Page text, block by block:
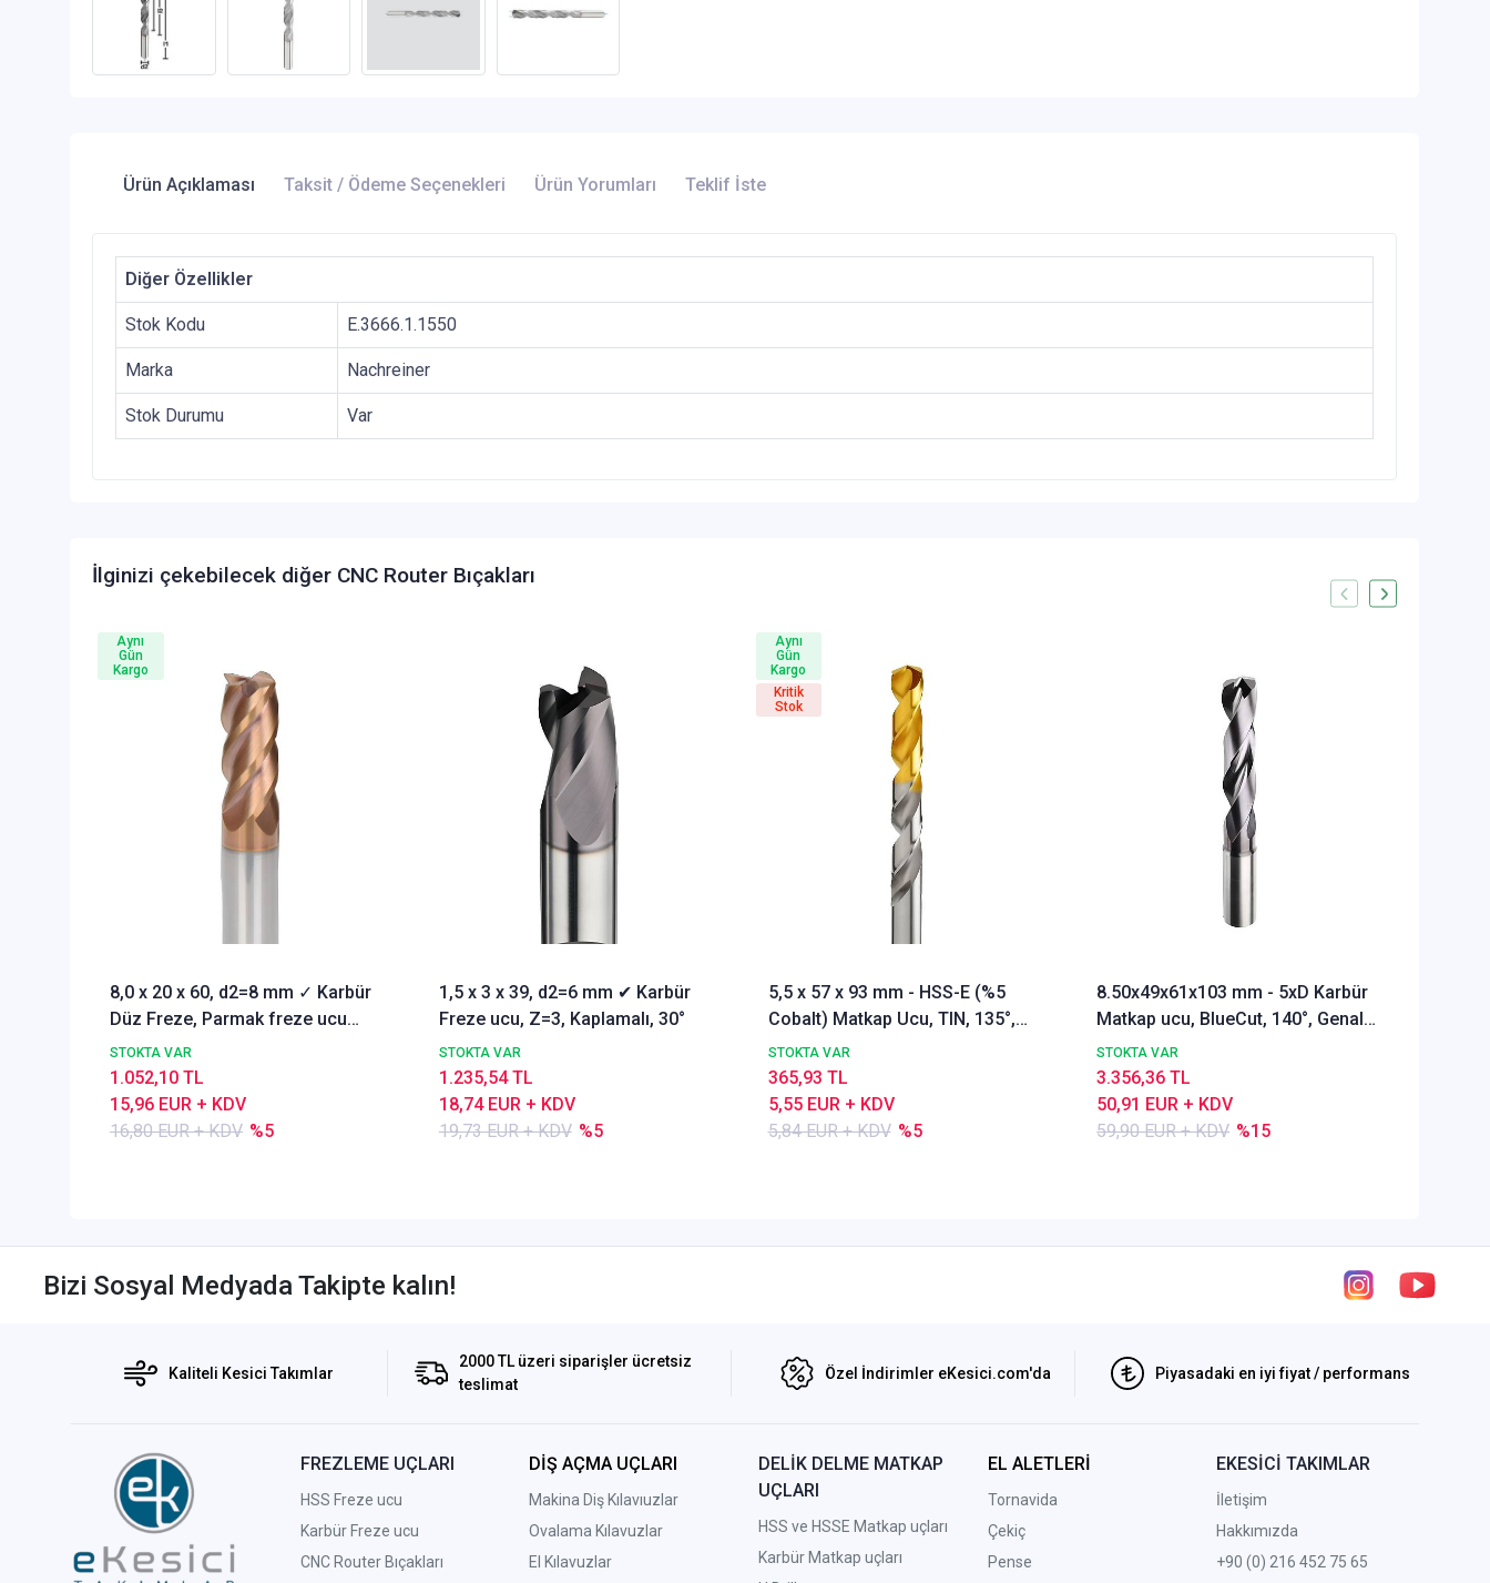
Ürün Açıklaması Taksit / Ödeme Seçenekleri Ürün Yorumları Teklif İste
Diğer Özellikler
Stok Kodu E.3666.1.1550
Marka Nachreiner
Stok Durumu Var
İlginizi çekebilecek diğer CNC Router Bıçakları
8,0 x 20 x 60, d2=8 mm ✓ Karbür
Düz Freze, Parmak freze ucu
Z=4,TiSiN Kaplamalı
STOKTA VAR
16,80 EUR + KDV %5
15,96 EUR + KDV
1.052,10 TL
Aynı
Gün
Kargo
1,5 x 3 x 39, d2=6 mm ✔ Karbür
Freze ucu, Z=3, Kaplamalı, 30°
STOKTA VAR
19,73 EUR + KDV %5
18,74 EUR + KDV
1.235,54 TL
5,5 x 57 x 93 mm - HSS-E (%5
Cobalt) Matkap Ucu, TIN, 135°,
DIN338 Delik Delme ucu,
Nachreiner
STOKTA VAR
5,84 EUR + KDV %5
5,55 EUR + KDV
365,93 TL
Aynı
Gün
Kargo
Kritik
Stok
8.50x49x61x103 mm - 5xD Karbür
Matkap ucu, BlueCut, 140°, Genal
amaçlı
STOKTA VAR
59,90 EUR + KDV %15
50,91 EUR + KDV
3.356,36 TL
Bizi Sosyal Medyada Takipte kalın!
Kaliteli Kesici Takımlar
2000 TL üzeri siparişler ücretsiz
teslimat
Özel İndirimler eKesici.com'da Piyasadaki en iyi fiyat / performans
FREZLEME UÇLARI
HSS Freze ucu
Karbür Freze ucu
CNC Router Bıçakları
DİŞ AÇMA UÇLARI
Makina Diş Kılavıuzlar
Ovalama Kılavuzlar
El Kılavuzlar
DELİK DELME MATKAP
UÇLARI
HSS ve HSSE Matkap uçları
Karbür Matkap uçları
EL ALETLERİ
Tornavida
Çekiç
Pense
EKESİCİ TAKIMLAR
İletişim
Hakkımızda
+90 (0) 216 452 75 65